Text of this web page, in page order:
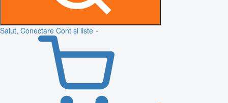
Salut, Conectare Cont și liste